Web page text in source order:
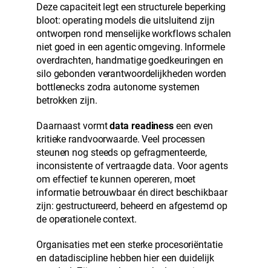
Deze capaciteit legt een structurele beperking
bloot: operating models die uitsluitend zijn
ontworpen rond menselijke workflows schalen
niet goed in een agentic omgeving. Informele
overdrachten, handmatige goedkeuringen en
silo gebonden verantwoordelijkheden worden
bottlenecks zodra autonome systemen
betrokken zijn.
Daarnaast vormtdata readiness een even
kritieke randvoorwaarde. Veel processen
steunen nog steeds op gefragmenteerde,
inconsistente of vertraagde data. Voor agents
om effectief te kunnen opereren, moet
informatie betrouwbaar én direct beschikbaar
zijn: gestructureerd, beheerd en afgestemd op
de operationele context.
Organisaties met een sterke procesoriëntatie
en datadiscipline hebben hier een duidelijk